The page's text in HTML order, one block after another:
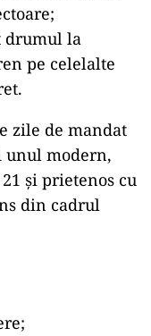
drumul la
pe celelalte
zile de mandat
unul modern,
și prietenos cu
din cadrul